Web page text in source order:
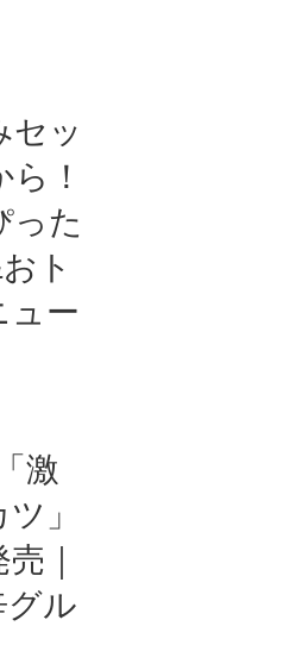
セッ
！
った
ト
ュー
激
」
｜
グル